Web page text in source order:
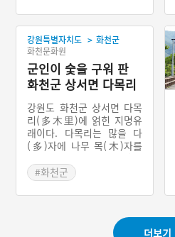
#강원도 축제
강원특별자치도 > 화천군
화천문화원
군인이 숯을 구워 판
화천군 상서면 다목리
강원도 화천군 상서면 다목
리(多木里)에 얽힌 지명유
래이다. 다목리는 많을 다
(多)자에 나무 목(木)자를
腸木 : 임금의 관을 만드는
데 쓰던, 질이 좋은 소나무)
으로 쓸 나무가 많아 나라에
그런데도 군인들이 이 나무
#화천군
더보기